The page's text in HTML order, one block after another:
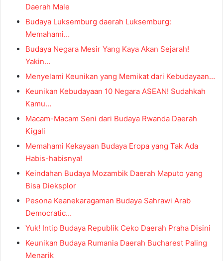
Daerah Male
Budaya Luksemburg daerah Luksemburg:
Memahami…
Budaya Negara Mesir Yang Kaya Akan Sejarah!
Yakin…
Menyelami Keunikan yang Memikat dari Kebudayaan…
Keunikan Kebudayaan 10 Negara ASEAN! Sudahkah
Kamu…
Macam-Macam Seni dari Budaya Rwanda Daerah
Kigali
Memahami Kekayaan Budaya Eropa yang Tak Ada
Habis-habisnya!
Keindahan Budaya Mozambik Daerah Maputo yang
Bisa Dieksplor
Pesona Keanekaragaman Budaya Sahrawi Arab
Democratic…
Yuk! Intip Budaya Republik Ceko Daerah Praha Disini
Keunikan Budaya Rumania Daerah Bucharest Paling
Menarik